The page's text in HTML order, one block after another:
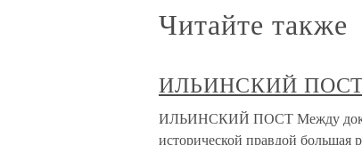
Читайте также
ИЛЬИНСКИЙ
ИЛЬИНСКИЙ ПОСТ Между
исторической правдой большая